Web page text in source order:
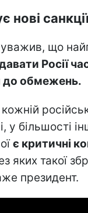
нові
що
Росії
до обмежень.
у більшості
є критичні
яких такої
президент.